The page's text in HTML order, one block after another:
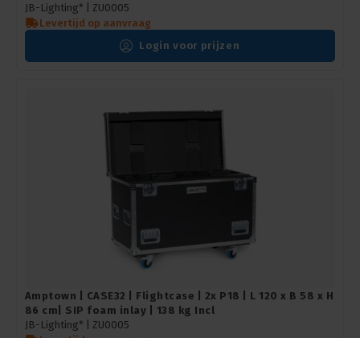
JB-Lighting* | ZU0005
Levertijd op aanvraag
Login voor prijzen
Amptown | CASE32 | Flightcase | 2x P18 | L 120 x B 58 x H
86 cm| SIP foam inlay | 138 kg Incl
JB-Lighting* | ZU0005